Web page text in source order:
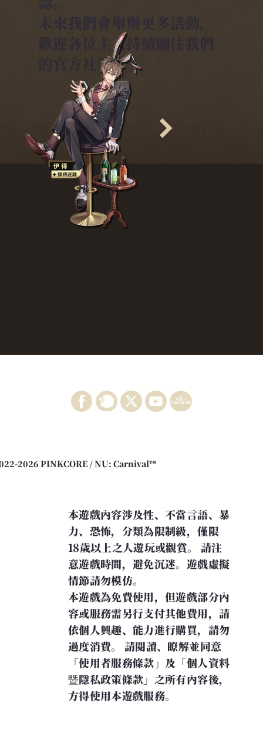
未來我們會舉辦更多活動，
歡迎各位主人持續關注我們
的官方社群。
2026 PINKCORE / NU: Carnival™
本遊戲內容涉及性、不當言語、暴
力、恐怖，分類為限制級，僅限
18歲以上之人遊玩或觀賞。 請注
意遊戲時間，避免沉迷。遊戲虛擬
情節請勿模仿。
本遊戲為免費使用，但遊戲部分內
容或服務需另行支付其他費用，請
依個人興趣、能力進行購買，請勿
過度消費。 請閱讀、瞭解並同意
「使用者服務條款」及「個人資料
暨隱私政策條款」之所有內容後，
方得使用本遊戲服務。